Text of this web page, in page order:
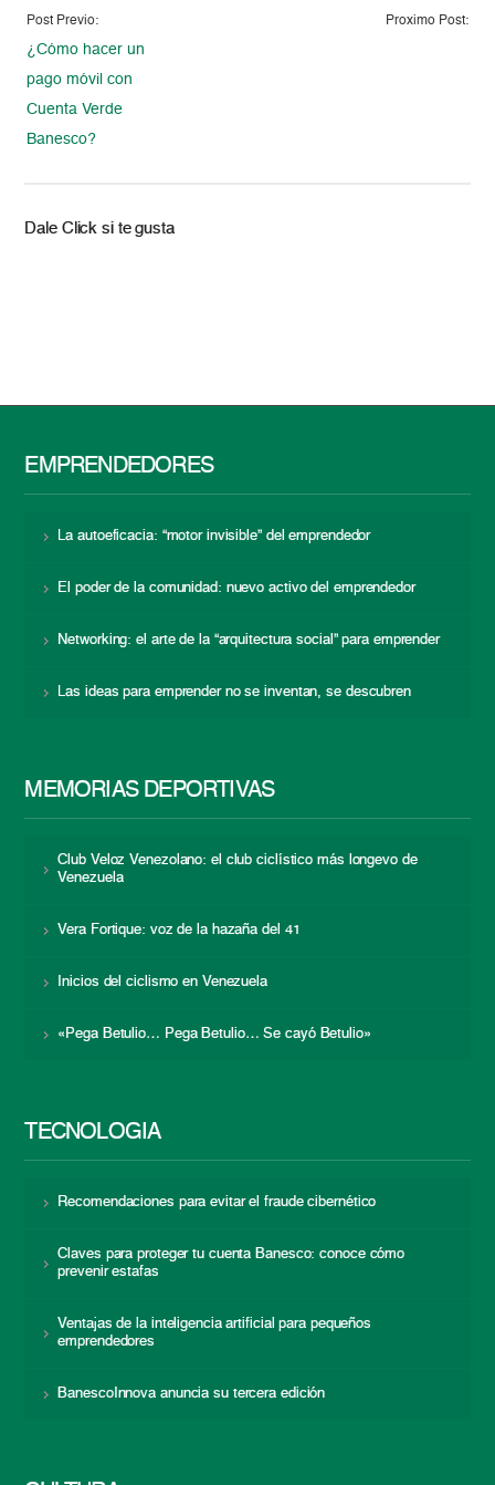
Post Previo:
¿Cómo hacer un
pago móvil con
Cuenta Verde
Banesco?
Proximo Post:
Dale Click si te gusta
EMPRENDEDORES
La autoeficacia: “motor invisible” del emprendedor
El poder de la comunidad: nuevo activo del emprendedor
Networking: el arte de la “arquitectura social” para emprender
Las ideas para emprender no se inventan, se descubren
MEMORIAS DEPORTIVAS
Club Veloz Venezolano: el club ciclístico más longevo de
Venezuela
Vera Fortique: voz de la hazaña del 41
Inicios del ciclismo en Venezuela
«Pega Betulio… Pega Betulio… Se cayó Betulio»
TECNOLOGÍA
Recomendaciones para evitar el fraude cibernético
Claves para proteger tu cuenta Banesco: conoce cómo
prevenir estafas
Ventajas de la inteligencia artificial para pequeños
emprendedores
BanescoInnova anuncia su tercera edición